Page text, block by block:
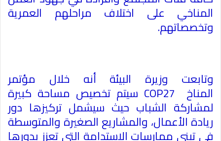
المناخي على اختلاف مراحلهم العمرية
وتخصصاتهم.
وتابعت وزيرة البيئة أنه خلال مؤتمر
المناخ COP27 سيتم تخصيص مساحة كبيرة
لمشاركة الشباب حيث سيشمل تركيزها دور
ريادة الأعمال، والمشاريع الصغيرة والمتوسطة
في تبني ممارسات الاستدامة التي تعزز بدورها